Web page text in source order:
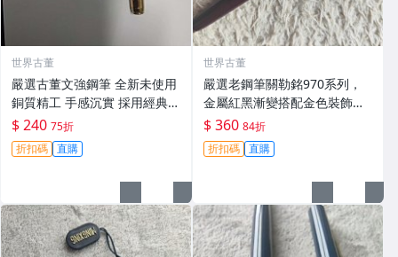
世界古董
嚴選古董文強鋼筆 全新未使用
銅質精工 手感沉實 採用經典設
計 掉漆顯舊趣試用更佳 文書好
幫手 文強鋼筆 金屬文具 鉑金
老字典 筆尖細膩 字跡清爽 老
$ 240 75折
折扣碼 直購
世界古董
嚴選老鋼筆關勒銘970系列，
金屬紅黑漸變搭配金色裝飾，
細尖阻尼設計寫字順滑。筆身
雖有輕微劃痕但仍大氣推薦，
適合收藏與日常使用。 970系
$ 360 84折
折扣碼 直購